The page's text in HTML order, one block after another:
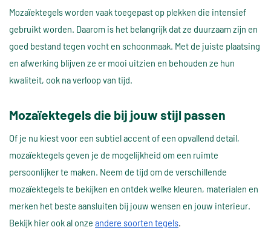
Mozaïektegels worden vaak toegepast op plekken die intensief
gebruikt worden. Daarom is het belangrijk dat ze duurzaam zijn en
goed bestand tegen vocht en schoonmaak. Met de juiste plaatsing
en afwerking blijven ze er mooi uitzien en behouden ze hun
kwaliteit, ook na verloop van tijd.
Mozaïektegels die bij jouw stijl passen
Of je nu kiest voor een subtiel accent of een opvallend detail,
mozaïektegels geven je de mogelijkheid om een ruimte
persoonlijker te maken. Neem de tijd om de verschillende
mozaïektegels te bekijken en ontdek welke kleuren, materialen en
merken het beste aansluiten bij jouw wensen en jouw interieur.
Bekijk hier ook al onze andere soorten tegels.